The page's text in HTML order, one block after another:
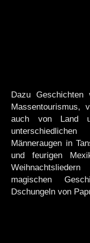
Dazu Geschichten
Massentourismus,
auch von Land
Männeraugen in
und feurigen
magischen
Dschungeln von